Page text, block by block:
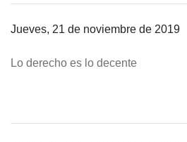
Jueves, 21 de noviembre de 2019
Lo derecho es lo decente